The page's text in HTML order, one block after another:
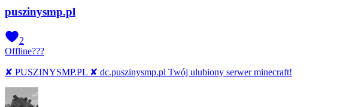
puszinysmp.pl
2
Offline???
✘ PUSZINYSMP.PL ✘ dc.puszinysmp.pl Twój ulubiony serwer minecraft!